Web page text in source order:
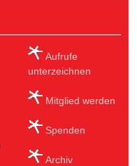
Aufrufe
unterzeichnen
Mitglied werden
Spenden
Archiv